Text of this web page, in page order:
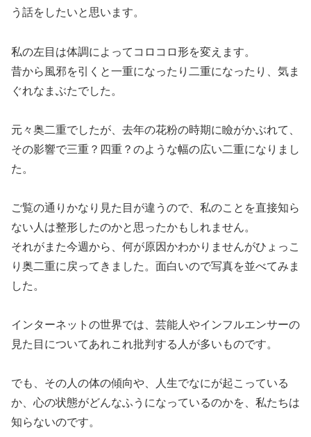
う話をしたいと思います。
私の左目は体調によってコロコロ形を変えます。⁣
昔から風邪を引くと一重になったり二重になったり、気ま
ぐれなまぶたでした。⁣
元々奥二重でしたが、去年の花粉の時期に瞼がかぶれて、
その影響で三重？四重？のような幅の広い二重になりまし
た。⁣
ご覧の通りかなり見た目が違うので、私のことを直接知ら
ない人は整形したのかと思ったかもしれません。⁣
それがまた今週から、何が原因かわかりませんがひょっこ
り奥二重に戻ってきました。面白いので写真を並べてみま
した。⁣
インターネットの世界では、芸能人やインフルエンサーの
見た目についてあれこれ批判する人が多いものです。
でも、その人の体の傾向や、人生でなにが起こっている
か、心の状態がどんなふうになっているのかを、私たちは
知らないのです。⁣